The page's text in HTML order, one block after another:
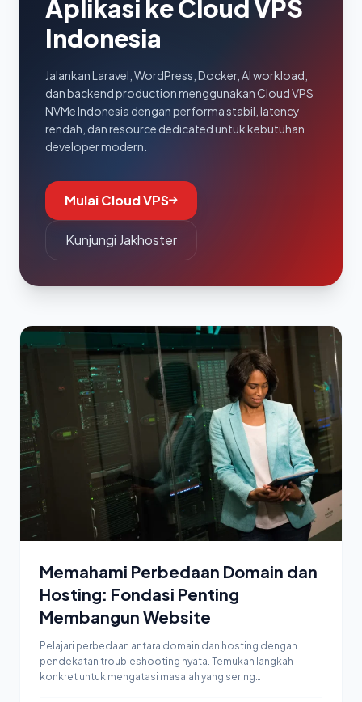
Aplikasi ke Cloud VPS
Indonesia
Jalankan Laravel, WordPress, Docker, AI workload,
dan backend production menggunakan Cloud VPS
NVMe Indonesia dengan performa stabil, latency
rendah, dan resource dedicated untuk kebutuhan
developer modern.
Mulai Cloud VPS
Kunjungi Jakhoster
Memahami Perbedaan Domain dan
Hosting: Fondasi Penting
Membangun Website
Pelajari perbedaan antara domain dan hosting dengan
pendekatan troubleshooting nyata. Temukan langkah
konkret untuk mengatasi masalah yang sering…